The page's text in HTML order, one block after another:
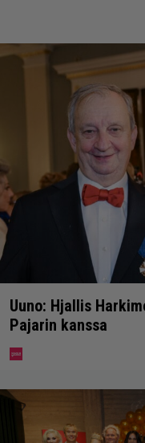
Uuno: Hjallis
Pajarin kanssa